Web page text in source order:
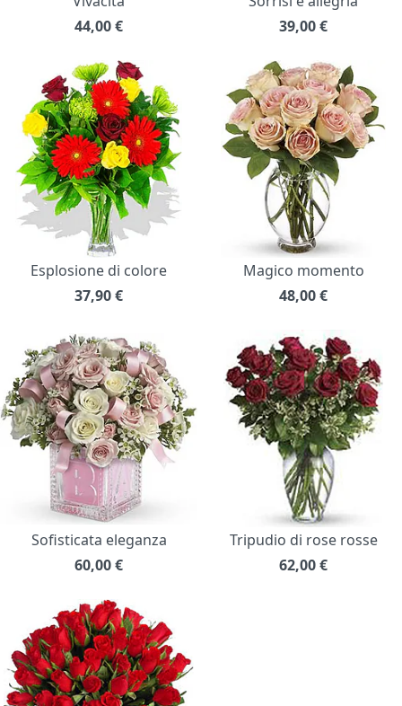
44,00€
39,00€
Esplosione di colore
37,90€
Magico momento
48,00€
Sofisticata eleganza
60,00€
Tripudio di rose rosse
62,00€